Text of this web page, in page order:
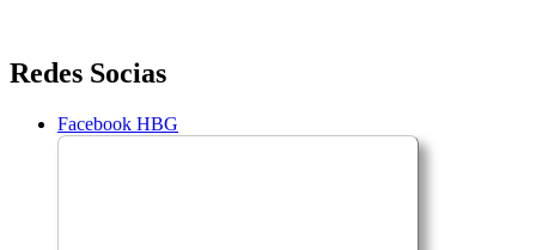
Saltar
para
conteúdo
Redes Socias
Facebook HBG